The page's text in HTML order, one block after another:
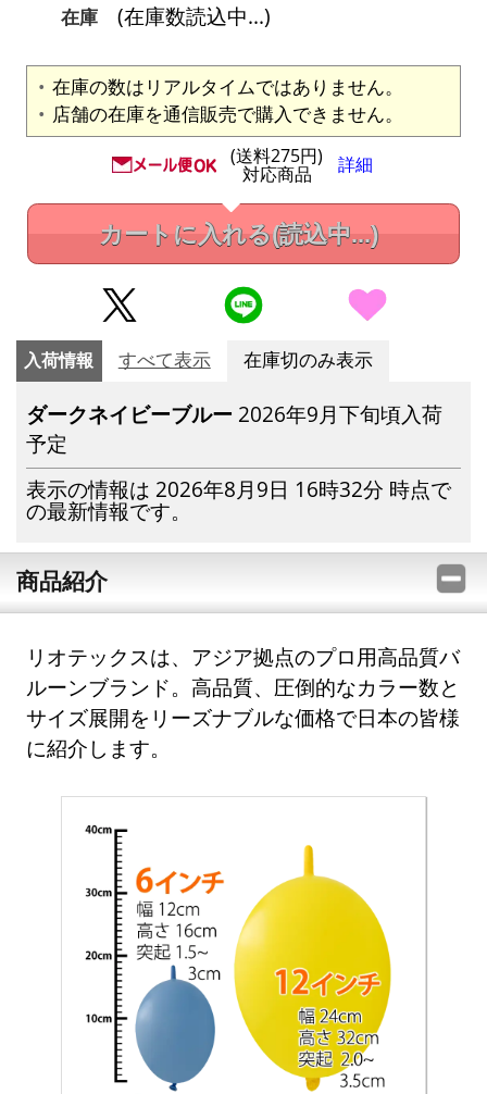
在庫
(在庫数読込中...)
在庫の数はリアルタイムではありません。
店舗の在庫を通信販売で購入できません。
(送料275円)
対応商品 詳細
カートに入れる(読込中...)
入荷情報 すべて表示 在庫切のみ表示
ダークネイビーブルー 2026年9月下旬頃入荷
予定
表示の情報は 2026年8月9日 16時32分 時点で
の最新情報です。
商品紹介
リオテックスは、アジア拠点のプロ用高品質バ
ルーンブランド。高品質、圧倒的なカラー数と
サイズ展開をリーズナブルな価格で日本の皆様
に紹介します。